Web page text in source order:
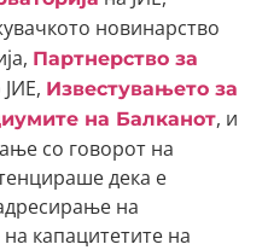
новинарство
Партнерство за
Известувањето за
на Балканот, и
со говорот на
дека е
на
капацитетите на